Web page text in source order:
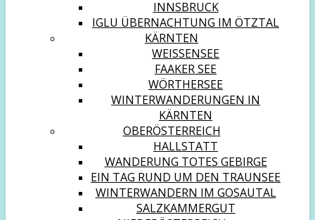
INNSBRUCK
IGLU ÜBERNACHTUNG IM ÖTZTAL
KÄRNTEN
WEISSENSEE
FAAKER SEE
WÖRTHERSEE
WINTERWANDERUNGEN IN
KÄRNTEN
OBERÖSTERREICH
HALLSTATT
WANDERUNG TOTES GEBIRGE
EIN TAG RUND UM DEN TRAUNSEE
WINTERWANDERN IM GOSAUTAL
SALZKAMMERGUT